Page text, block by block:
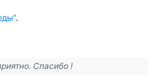
.
Спасибо !